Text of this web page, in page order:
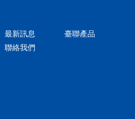
最新訊息
臺聯產品
聯絡我們